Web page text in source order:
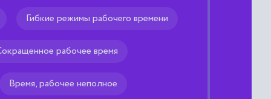
профсоюзами в поддержку
Гибкие режимы рабочего времени
рабочее время
Время, рабочее неполное